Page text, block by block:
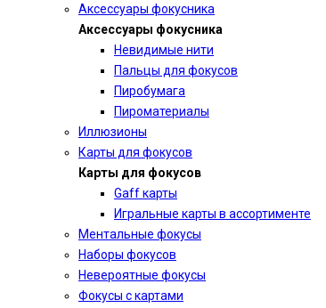
Аксессуары фокусника
Аксессуары фокусника
Невидимые нити
Пальцы для фокусов
Пиробумага
Пироматериалы
Иллюзионы
Карты для фокусов
Карты для фокусов
Gaff карты
Игральные карты в ассортименте
Ментальные фокусы
Наборы фокусов
Невероятные фокусы
Фокусы с картами